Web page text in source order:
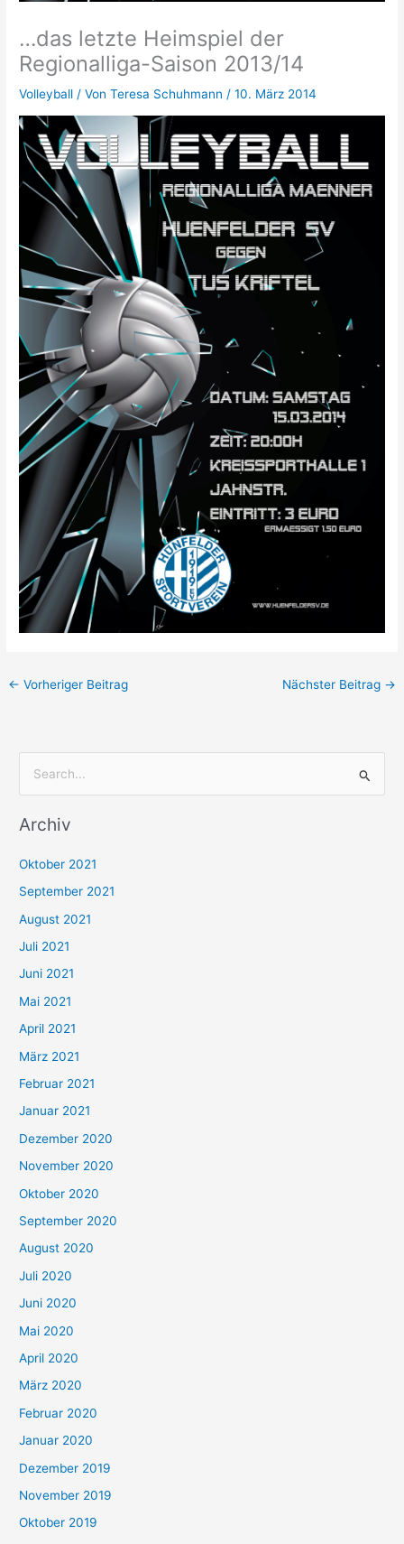
…das letzte Heimspiel der
Regionalliga-Saison 2013/14
Volleyball / VonTeresa Schuhmann /10. März 2014
← Vorheriger Beitrag Nächster Beitrag →
c
n
n
a
c
h
:
Archiv
Oktober 2021
September 2021
August 2021
Juli 2021
Juni 2021
Mai 2021
April 2021
März 2021
Februar 2021
Januar 2021
Dezember 2020
November 2020
Oktober 2020
September 2020
August 2020
Juli 2020
Juni 2020
Mai 2020
April 2020
März 2020
Februar 2020
Januar 2020
Dezember 2019
November 2019
Oktober 2019